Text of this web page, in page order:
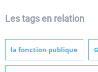
Les tags en relation
la fonction publique